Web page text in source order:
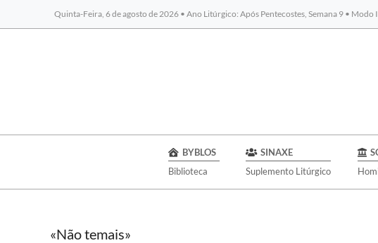
Quinta-Feira, 6 de agosto de 2026 • Ano Litúrgico: Após Pentecostes, Semana 9 • Modo I
BYBLOS
Biblioteca
SINAXE
Suplemento Litúrgico
«Não temais»